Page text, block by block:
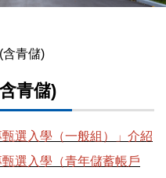
含青儲)
青儲)
選入學（一般組）」介紹
選入學（青年儲蓄帳戶